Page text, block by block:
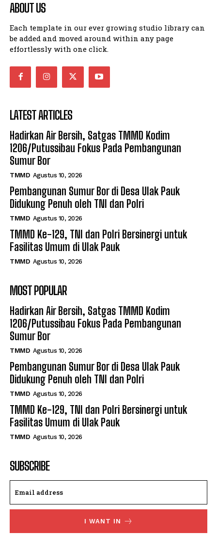
ABOUT US
Each template in our ever growing studio library can
be added and moved around within any page
effortlessly with one click.
LATEST ARTICLES
Hadirkan Air Bersih, Satgas TMMD Kodim
1206/Putussibau Fokus Pada Pembangunan
Sumur Bor
TMMD Agustus 10, 2026
Pembangunan Sumur Bor di Desa Ulak Pauk
Didukung Penuh oleh TNI dan Polri
TMMD Agustus 10, 2026
TMMD Ke-129, TNI dan Polri Bersinergi untuk
Fasilitas Umum di Ulak Pauk
TMMD Agustus 10, 2026
MOST POPULAR
Hadirkan Air Bersih, Satgas TMMD Kodim
1206/Putussibau Fokus Pada Pembangunan
Sumur Bor
TMMD Agustus 10, 2026
Pembangunan Sumur Bor di Desa Ulak Pauk
Didukung Penuh oleh TNI dan Polri
TMMD Agustus 10, 2026
TMMD Ke-129, TNI dan Polri Bersinergi untuk
Fasilitas Umum di Ulak Pauk
TMMD Agustus 10, 2026
SUBSCRIBE
I WANT IN